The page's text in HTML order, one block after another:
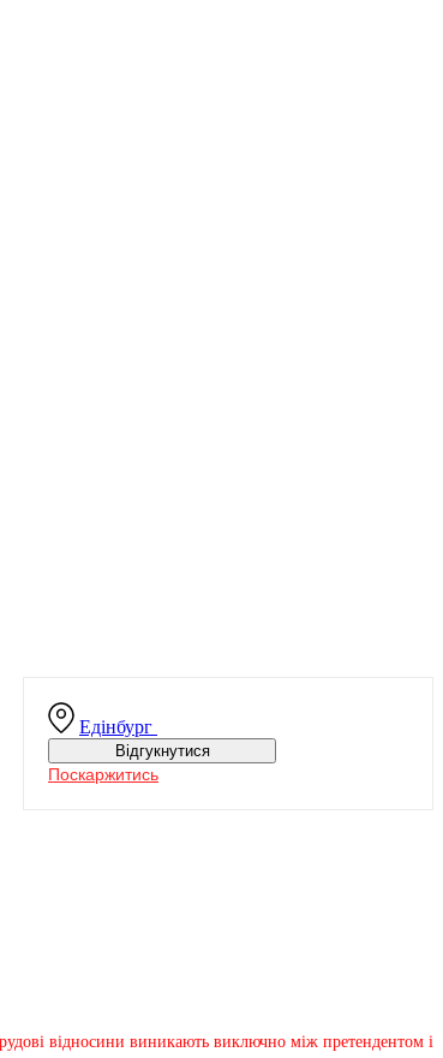
Едінбург
Відгукнутися
Поскаржитись
відносини виникають виключно між претендентом і